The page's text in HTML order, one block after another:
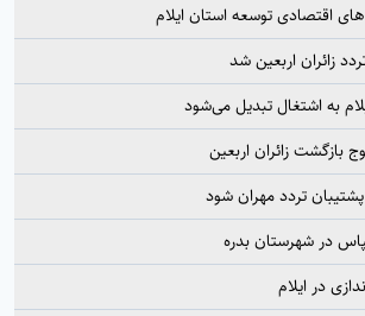
اقتصادی توسعه استان ایلام
زائران اربعین شد
به اشتغال تبدیل می‌شود
بازگشت زائران اربعین
تردد مهران شود
در شهرستان بدره
در ایلام